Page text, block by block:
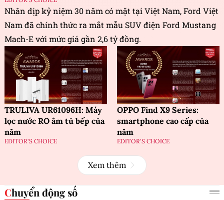
Nhân dịp kỷ niệm 30 năm có mặt tại Việt Nam, Ford Việt
Nam đã chính thức ra mắt mẫu SUV điện Ford Mustang
Mach-E với mức giá gần 2,6 tỷ đồng.
TRULIVA UR61096H: Máy
lọc nước RO âm tủ bếp của
năm
EDITOR'S CHOICE
OPPO Find X9 Series:
smartphone cao cấp của
năm
EDITOR'S CHOICE
Xem thêm
Chuyển động số